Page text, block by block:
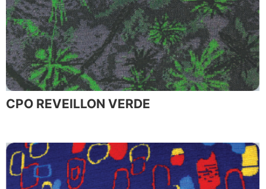
CPO REVEILLON VERDE